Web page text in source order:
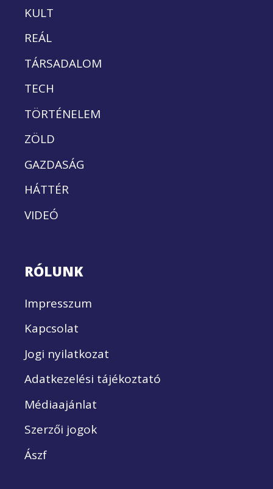
KULT
REÁL
TÁRSADALOM
TECH
TÖRTÉNELEM
ZÖLD
GAZDASÁG
HÁTTÉR
VIDEÓ
RÓLUNK
Impresszum
Kapcsolat
Jogi nyilatkozat
Adatkezelési tájékoztató
Médiaajánlat
Szerzői jogok
Ászf